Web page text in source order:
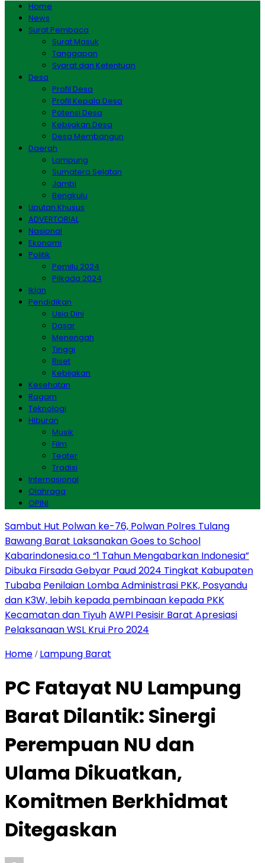
Home
News
Surat Pembaca
Surat Masuk
Tanggapan
Syarat dan Ketentuan
Desa
Profil Desa
Profil Kepala Desa
Potensi Desa
Kebijakan Desa
Desa Membangun
Daerah
Lampung
Sumatera Selatan
Jambi
Bengkulu
Liputan Khusus
ADVERTORIAL
Nasional
Ekonomi
Politik
Pemilu 2024
Pilkada 2024
Iklan
Pendidikan
Usia Dini
Dasar
Menengah
Tinggi
Riset
Kebijakan
Kesehatan
Ragam
Teknologi
Hiburan
Musik
Film
Teater
Tradisi
Internasional
Olahraga
OPINI
Sambut Hut Polwan ke-76, Polwan Polres Tulang
Bawang Barat Laksanakan Goes to School
Kabarindonesia.co “1 Tahun Mengabarkan Indonesia”
Dibuka Firsada Gebyar Paud 2024 Tingkat Kabupaten
Tubaba Penilaian Lomba Administrasi PKK, Posyandu
dan K3W, lebih kepada pembinaan kepada PKK
Kecamatan dan TiyuhAWPI Pesisir Barat Apresiasi
Pelaksanaan WSL Krui Pro 2024
Home / Lampung Barat
PC Fatayat NU Lampung
Barat Dilantik: Sinergi
Perempuan NU dan
Ulama Dikuatkan,
Komitmen Berkhidmat
Ditegaskan